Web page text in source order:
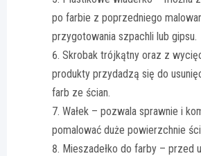
po farbie z poprzedniego
przygotowania szpachli lub gipsu.
Skrobak trójkątny oraz z
produkty przydadzą się do
farb ze ścian.
Wałek – pozwala sprawnie i
pomalować duże powierzchnie
Mieszadełko do farby – przed